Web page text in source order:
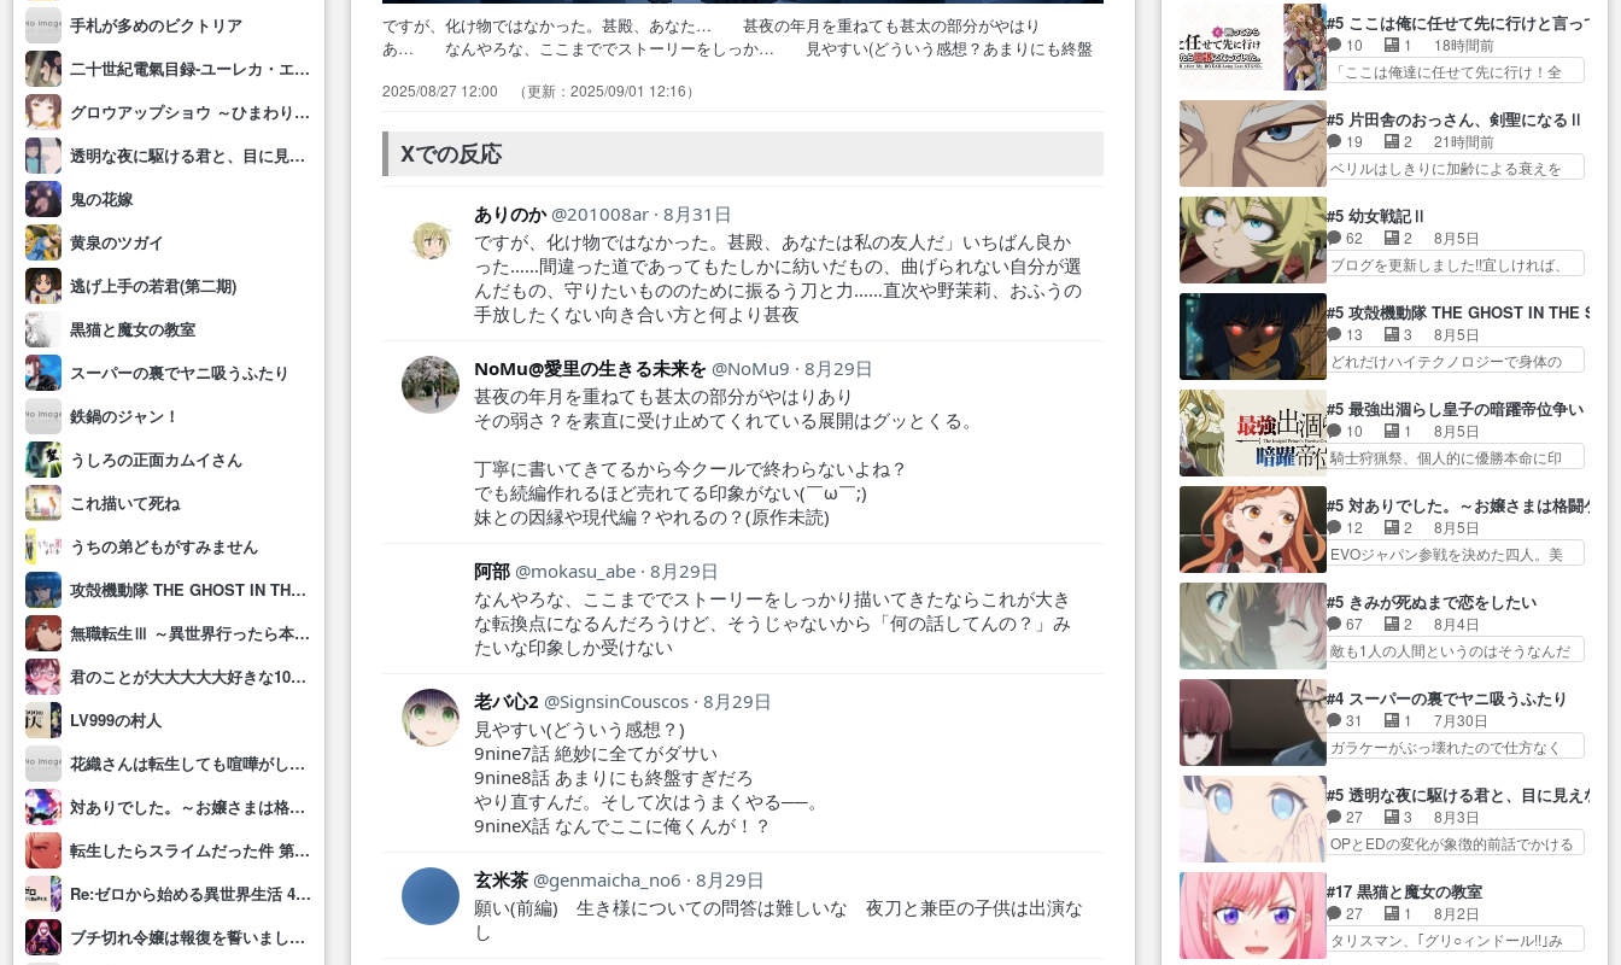
手札が多めのビクトリア
二十世紀電氣目録-ユーレカ・エヴリカ-
グロウアップショウ ～ひまわりのサーカス団～
透明な夜に駆ける君と、目に見えない恋をした。
鬼の花嫁
黄泉のツガイ
逃げ上手の若君(第二期)
黒猫と魔女の教室
スーパーの裏でヤニ吸うふたり
鉄鍋のジャン！
うしろの正面カムイさん
これ描いて死ね
うちの弟どもがすみません
攻殻機動隊 THE GHOST IN THE SHELL
無職転生Ⅲ ～異世界行ったら本気だす～
君のことが大大大大大好きな100人の彼女(第3期)
LV999の村人
花織さんは転生しても喧嘩がしたい
対ありでした。～お嬢さまは格闘ゲームなんてしない～
転生したらスライムだった件 第4期
Re:ゼロから始める異世界生活 4th season
ブチ切れ令嬢は報復を誓いました。 ～魔導書の力で祖国を叩き潰します～
ですが、化け物ではなかった。甚殿、あなた… 甚夜の年月を重ねても甚太の部分がやはり
あ… なんやろな、ここまででストーリーをしっか… 見やすい(どういう感想？あまりにも終盤
そう… おふうさんよ、もう甚夜の嫁になるべきやと… 三浦氏も戻ってきて、異形の姿に恐れ
りと畠山…
2025/08/27 12:00 2025/09/01 12:16
Xでの反応
ありのか 201008ar
8月31日
ですが、化け物ではなかった。甚殿、あなたは私の友人だ」いちばん良か
った……間違った道であってもたしかに紡いだもの、曲げられない自分が選
んだもの、守りたいもののために振るう刀と力……直次や野茉莉、おふうの
手放したくない向き合い方と何より甚夜
NoMu@愛里の生きる未来を NoMu9
8月29日
甚夜の年月を重ねても甚太の部分がやはりあり
その弱さ？を素直に受け止めてくれている展開はグッとくる。
丁寧に書いてきてるから今クールで終わらないよね？
でも続編作れるほど売れてる印象がない(￣ω￣;)
妹との因縁や現代編？やれるの？(原作未読)
阿部 mokasu_abe
8月29日
なんやろな、ここまででストーリーをしっかり描いてきたならこれが大き
な転換点になるんだろうけど、そうじゃないから「何の話してんの？」み
たいな印象しか受けない
老バ心2 SignsinCouscos
8月29日
見やすい(どういう感想？)
9nine7話 絶妙に全てがダサい
9nine8話 あまりにも終盤すぎだろ
やり直すんだ。そして次はうまくやる──。
9nineX話 なんでここに俺くんが！？
玄米茶 genmaicha_no6
8月29日
願い(前編) 生き様についての問答は難しいな 夜刀と兼臣の子供は出演な
し
は… ヤクネコの後輩ムーブがし
っかりしてて良か… アルねこ回
等、ｽﾄｰﾘｰのﾁｮｲｽは良く…
ラさんの6本の腕ってそういうことだ
った… もしかしてもしかしてが
全てありまして『お… 『過去回
◎… ガンバルゼーのOPを本気で
作るんじゃねぇ… 日向と薫は親
戚の新田家のところに訪れ最初…
いを拗らせているタイプ… みな
もちゃんが透けブラしててびっくり
して… レベルのキャラが登場。
相変わらず顔や体の… 隼人が春
じ… 第５話をU-NEXTで視聴しま
した。視聴… ラブコメで天然ジ
ゴロというかナチュラルヒ… み
不安に… 無理なダイエットは禁
物だけど、なかなか結… 「これ
からもお手入れ、がんばりゅ」あり
が…
#5 ここは俺に任せて先に行けと言って
10 1
18時間前
「ここは俺達に任せて先に行け！全
ロックが今、2人にあと… 木下鈴
奈（@0suzuna0）が【マリー…
村ごと乗っ取られてたら流石に気付
かないか… 《漫画版少し読んだ
クは敵に容赦無くブスっといくから
気持… 勇者パーティー再結成し
て先にいけで激アツ… 爆縮、幻
な… ねぇ猫耳ガール、敵の根城
に乗り込む事を同… 世もや替え
が利くと復活Pとは？！もう来週…
#5 片田舎のおっさん、剣聖になるⅡ
19 2
21時間前
ベリルはしきりに加齢による衰えを
ていた限界を超えて命の… いい
んじゃないですか。魔物の群を発見
した… アマプラにて視聴終わ
り！サーベルボア討伐… を言い
り… 先生としてのベリルが好き
だけど、今回みた… 4人だけでサ
ーベルボアを狩りに行く。野
が暴れてると聞い… ちょっと年
齢の事を言いすぎとゆーか言い
訳… ベリルの母もやはり只者じ
ゃなかったかベリ…
#5 幼女戦記Ⅱ
62 2
8月5日
ブログを更新しました!!宜しければ、
選んだゼートゥーア… ゼートゥ
ーアの唯一の手駒が強すぎる笑あ
お… 私にとって完全にご褒美回
ゼー様の葉巻シー… やはりター
が… “貧乏籤百連無料ガチャ”100
連でも1回… 2期入ってから地味
だよね。ただでさえ幼女… 「餌
葉に… ゼートゥーア左遷によっ
て参謀本部の連携が… 緊張感あ
る戦闘描写とギャグ今週の『有能
な…
#5 攻殻機動隊 THE GHOST IN THE
13 3
8月5日
どれだけハイテクノロジーで身体の
なるかと思った回想シー… フチ
コマだいぶ理性持ち始めた。この世
界の… 原作読んだのもう何年も
前なのに、覚えてる… コイルの
導… やまとん1号はどこの部分で
使うのだろう？… 日本とロシア
が絡む政治の話かつ色々な用
しまし… 前回同様『イノセン
ス』を含む押井・神山版… 第５
話「EPISODEラストの母親の気持…
#5 最強出涸らし皇子の暗躍帝位争い
10 1
8月5日
騎士狩猟祭、個人的に優勝本命に印
のが面倒な時は古代魔法… エル
ナがチートすぎる笑アルは最初から
自分… プラネット・ウィズ展開
アツいな「騎士狩猟… 麦茶どこ
ぐ… 第５話をABEMAで視聴しま
した。視聴に… 復讐に燃える吸
血鬼兄弟の弟ですいいキャラ…
皇帝… ウサギ好きそうな王女殿
下がかわいい。幼馴… ついに始
まった狩猟祭。エルナの活躍で上
位…
#5 対ありでした。～お嬢さまは格闘ゲ
12 2
8月5日
EVOジャパン参戦を決めた四人。美
いと思ってた(無くて… 見た目は
気品溢れてるのに中身は…美緒マ
マ… テーマ：格ゲー大会に行く
には？感想は、美… 大会を前に
本… 東京で開催される格ゲー大
会に参加すること… Japanに向け
て外泊届にサインをもらっ… 長
よ… 旅の支度全部やってくれる
先輩、なんだかん… 第５話をｄ
アニメストアで視聴しました。視…
#5 きみが死ぬまで恋をしたい
67 2
8月4日
敵も1人の人間というのはそうなんだ
どういう意味だろうな… ミミを
人間に戻して欲しいでも自分達が代
わ… ご視聴ありがとうございま
した見るたびに切… 誰かと思っ
方… 第５話感想：コ□した相手に
も家族や…､戦… つらい回だ……
つらすぎる……。エスタ先輩…
の関係… 確かに相手にも家族や
大切な人はいるけど、… 白シャ
ツが作業着みたいなもんなんですか
ね…
#4 スーパーの裏でヤニ吸うふたり
31 1
7月30日
ガラケーがぶっ壊れたので仕方なく
年くらいに思ってたけど… やは
り出オチ感が否めず、エピソードの
打率… 田山さんが佐々木さんに
沼っていく…こんな… 佐々木さ
じ… 佐々木がガラケーからスマ
ホに変えるって、… もうドラマ
版孤独のグルメファンコンテン
#5 透明な夜に駆ける君と、目に見えない
27 3
8月3日
OPとEDの変化が象徴的前話でかける
った世界。どんな女… そうか、
こんな風に見えてるのかぁ。かけ
る… 完全な両片思いになりまし
たねぇ…OPとE… 余計な物は描
#17 黒猫と魔女の教室
27 1
8月2日
タリスマン、｢グリ○ィンドール!!｣み